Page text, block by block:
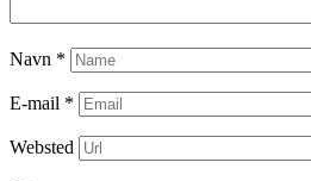
Navn *
E-mail *
Websted